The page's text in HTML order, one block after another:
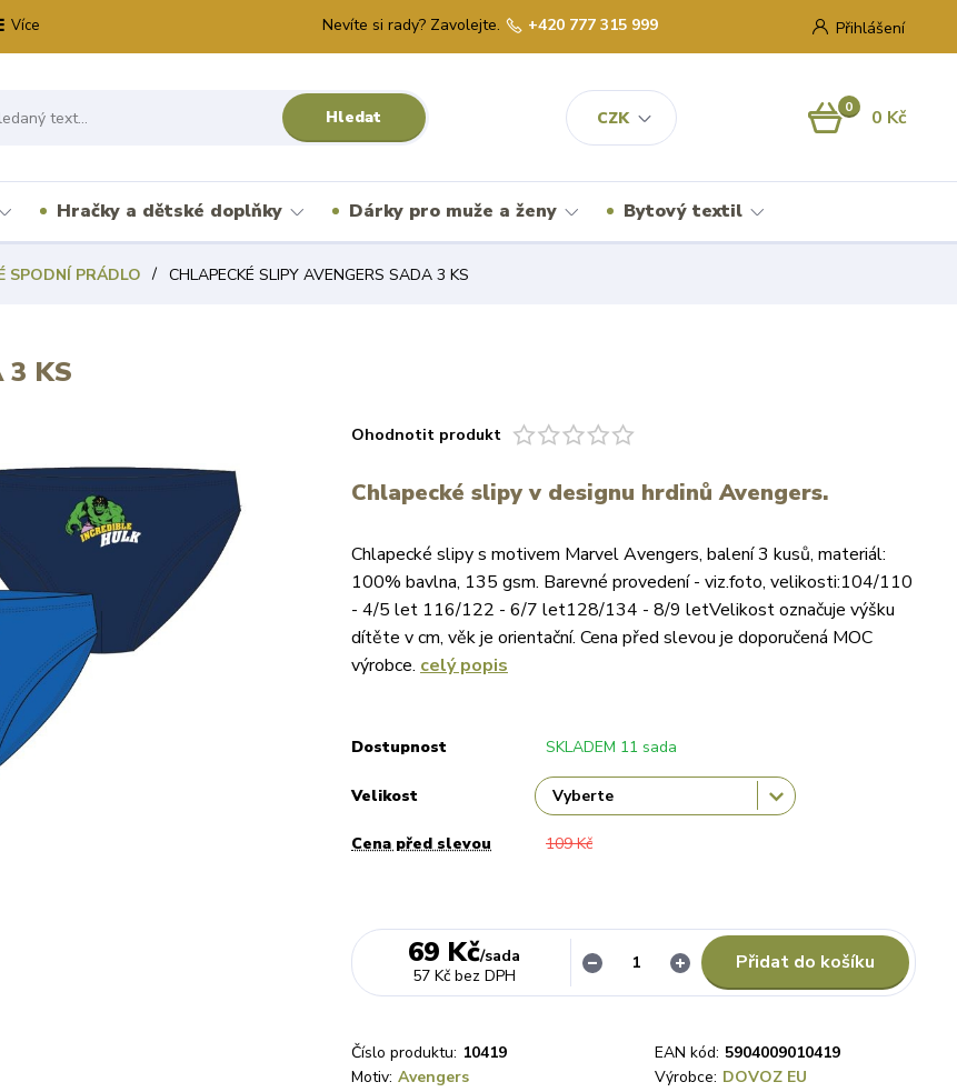
Více
CZK
Přihlášení
Hledat
Nevíte si rady? Zavolejte. +420 777 315 999
0 0 Kč
Hračky a dětské doplňky Dárky pro muže a ženy Bytový textil
SPODNÍ PRÁDLO CHLAPECKÉ SLIPY AVENGERS SADA 3 KS
3 KS
Ohodnotit produkt
Chlapecké slipy v designu hrdinů Avengers.
Chlapecké slipy s motivem Marvel Avengers, balení 3 kusů, materiál:
100% bavlna, 135 gsm. Barevné provedení - viz.foto, velikosti:104/110
- 4/5 let 116/122 - 6/7 let128/134 - 8/9 letVelikost označuje výšku
dítěte v cm, věk je orientační. Cena před slevou je doporučená MOC
výrobce. celý popis
Dostupnost SKLADEM 11 sada
Velikost
Cena před slevou 109 Kč
69 Kč/sada
57 Kč bez DPH
Přidat do košíku
Číslo produktu: 10419 EAN kód: 5904009010419
Motiv: Avengers Výrobce: DOVOZ EU